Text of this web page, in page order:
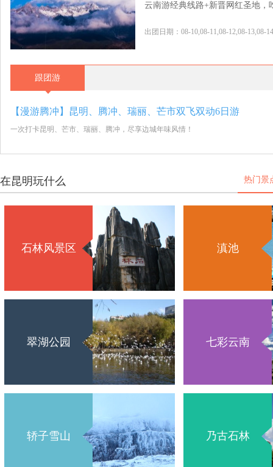
云南游经典线路+新晋网红圣地，
出团日期：08-10,08-11,08-12,08-13,08-
跟团游
【漫游腾冲】昆明、腾冲、瑞丽、芒市双飞双动6日游
一次打卡昆明、芒市、瑞丽、腾冲，尽享边城年味风情！
在昆明玩什么 热门景
石林风景区 滇池
翠湖公园 七彩云南
轿子雪山 乃古石林